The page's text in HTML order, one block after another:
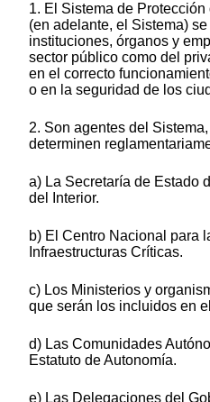
1. El Sistema de
(en adelante, el Sistema)
instituciones, órganos y
sector público como del
en el correcto
o en la seguridad de los
2. Son agentes del
determinen
a) La Secretaría de Estado
del Interior.
b) El Centro Nacional para
Infraestructuras Críticas.
c) Los Ministerios y
que serán los incluidos en
d) Las Comunidades
Estatuto de Autonomía.
e) Las Delegaciones del